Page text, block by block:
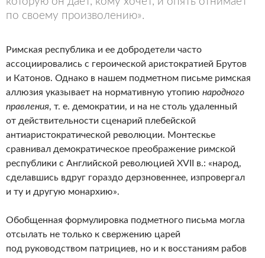
по своему произволению».
Римская республика и ее добродетели часто
ассоциировались с героической аристократией Брутов
и Катонов. Однако в нашем подметном письме римская
аллюзия указывает на нормативную утопию народного
правления, т. е. демократии, и на не столь удаленный
от действительности сценарий плебейской
антиаристократической революции. Монтескье
сравнивал демократическое преображение римской
республики с Английской революцией XVII в.: «народ,
сделавшись вдруг гораздо дерзновеннее, изпровергал
и ту и другую монархию».
Обобщенная формулировка подметного письма могла
отсылать не только к свержению царей
под руководством патрициев, но и к восстаниям рабов